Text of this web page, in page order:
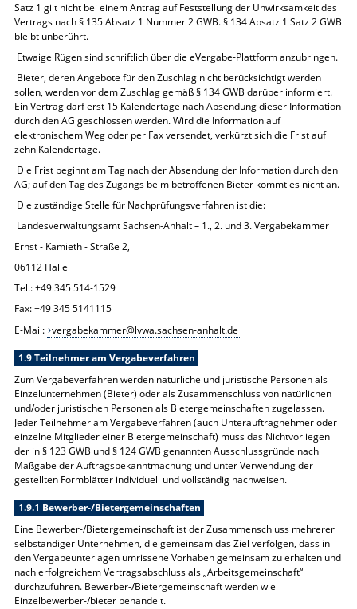
Satz 1 gilt nicht bei einem Antrag auf Feststellung der Unwirksamkeit des
Vertrags nach § 135 Absatz 1 Nummer 2 GWB. § 134 Absatz 1 Satz 2 GWB
bleibt unberührt.
Etwaige Rügen sind schriftlich über die eVergabe-Plattform anzubringen.
Bieter, deren Angebote für den Zuschlag nicht berücksichtigt werden
sollen, werden vor dem Zuschlag gemäß § 134 GWB darüber informiert.
Ein Vertrag darf erst 15 Kalendertage nach Absendung dieser Information
durch den AG geschlossen werden. Wird die Information auf
elektronischem Weg oder per Fax versendet, verkürzt sich die Frist auf
zehn Kalendertage.
Die Frist beginnt am Tag nach der Absendung der Information durch den
AG; auf den Tag des Zugangs beim betroffenen Bieter kommt es nicht an.
Die zuständige Stelle für Nachprüfungsverfahren ist die:
Landesverwaltungsamt Sachsen-Anhalt – 1., 2. und 3. Vergabekammer
Ernst - Kamieth - Straße 2,
06112 Halle
Tel.: +49 345 514-1529
Fax: +49 345 5141115
E-Mail: vergabekammer@lvwa.sachsen-anhalt.de
1.9 Teilnehmer am Vergabeverfahren
Zum Vergabeverfahren werden natürliche und juristische Personen als
Einzelunternehmen (Bieter) oder als Zusammenschluss von natürlichen
und/oder juristischen Personen als Bietergemeinschaften zugelassen.
Jeder Teilnehmer am Vergabeverfahren (auch Unterauftragnehmer oder
einzelne Mitglieder einer Bietergemeinschaft) muss das Nichtvorliegen
der in § 123 GWB und § 124 GWB genannten Ausschlussgründe nach
Maßgabe der Auftragsbekanntmachung und unter Verwendung der
gestellten Formblätter individuell und vollständig nachweisen.
1.9.1 Bewerber-/Bietergemeinschaften
Eine Bewerber-/Bietergemeinschaft ist der Zusammenschluss mehrerer
selbständiger Unternehmen, die gemeinsam das Ziel verfolgen, dass in
den Vergabeunterlagen umrissene Vorhaben gemeinsam zu erhalten und
nach erfolgreichem Vertragsabschluss als „Arbeitsgemeinschaft“
durchzuführen. Bewerber-/Bietergemeinschaft werden wie
Einzelbewerber-/bieter behandelt.